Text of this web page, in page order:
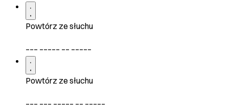
Powtórz ze słuchu
Powtórz ze słuchu